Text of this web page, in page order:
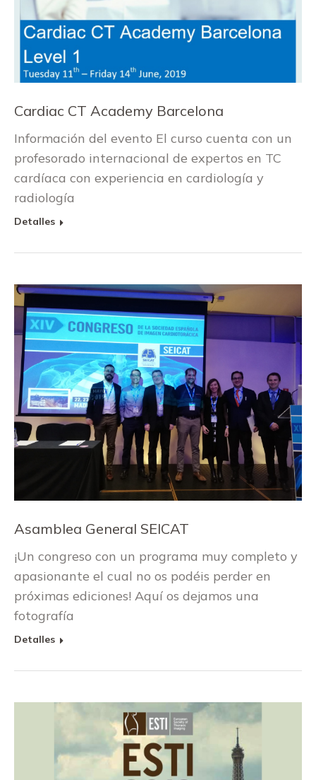
Cardiac CT Academy Barcelona
Información del evento El curso cuenta con un
profesorado internacional de expertos en TC
cardíaca con experiencia en cardiología y
radiología
Detalles
Asamblea General SEICAT
¡Un congreso con un programa muy completo y
apasionante el cual no os podéis perder en
próximas ediciones! Aquí os dejamos una
fotografía
Detalles